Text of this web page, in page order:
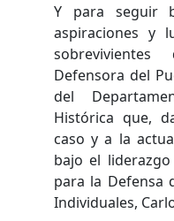
Y para seguir
aspiraciones y
Defensora del
del
Histórica que,
caso y a la
bajo el
para la Defensa
Individuales,